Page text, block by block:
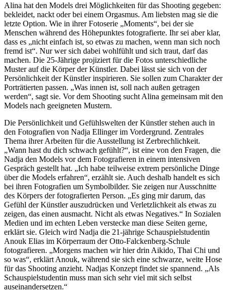
Alina hat den Models drei Möglichkeiten für das Shooting gegeben:
bekleidet, nackt oder bei einem Orgasmus. Am liebsten mag sie die
letzte Option. Wie in ihrer Fotoserie „Moments“, bei der sie
Menschen während des Höhepunktes fotografierte. Ihr sei aber klar,
dass es „nicht einfach ist, so etwas zu machen, wenn man sich noch
fremd ist“. Nur wer sich dabei wohlfühlt und sich traut, darf das
machen. Die 25-Jährige projiziert für die Fotos unterschiedliche
Muster auf die Körper der Künstler. Dabei lässt sie sich von der
Persönlichkeit der Künstler inspirieren. Sie sollen zum Charakter der
Porträtierten passen. „Was innen ist, soll nach außen getragen
werden“, sagt sie. Vor dem Shooting sucht Alina gemeinsam mit den
Models nach geeigneten Mustern.
Die Persönlichkeit und Gefühlswelten der Künstler stehen auch in
den Fotografien von Nadja Ellinger im Vordergrund. Zentrales
Thema ihrer Arbeiten für die Ausstellung ist Zerbrechlichkeit.
„Wann hast du dich schwach gefühlt?“, ist eine von den Fragen, die
Nadja den Models vor dem Fotografieren in einem intensiven
Gespräch gestellt hat. „Ich habe teilweise extrem persönliche Dinge
über die Models erfahren“, erzählt sie. Auch deshalb handelt es sich
bei ihren Fotografien um Symbolbilder. Sie zeigen nur Ausschnitte
des Körpers der fotografierten Person. „Es ging mir darum, das
Gefühl der Künstler auszudrücken und Verletzlichkeit als etwas zu
zeigen, das einen ausmacht. Nicht als etwas Negatives.“ In Sozialen
Medien und im echten Leben verstecke man diese Seiten gerne,
erklärt sie. Gleich wird Nadja die 21-jährige Schauspielstudentin
Anouk Elias im Körperraum der Otto-Falckenberg-Schule
fotografieren. „Morgens machen wir hier drin Aikido, Thai Chi und
so was“, erklärt Anouk, während sie sich eine schwarze, weite Hose
für das Shooting anzieht. Nadjas Konzept findet sie spannend. „Als
Schauspielstudentin muss man sich sehr viel mit sich selbst
auseinandersetzen.“